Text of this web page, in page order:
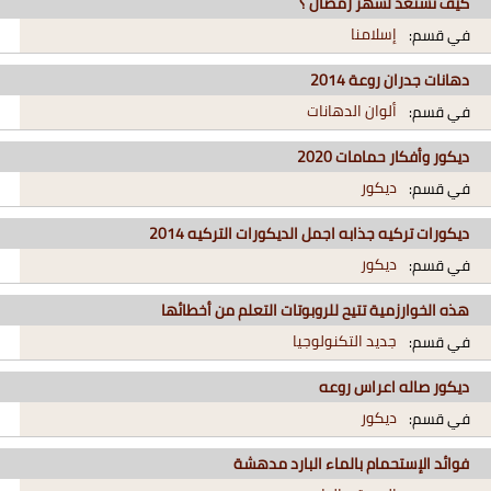
في قسم: إسلامنا
دهانات جدران روعة 2014
في قسم: ألوان الدهانات
ديكور وأفكار حمامات 2020
في قسم: ديكور
ديكورات تركيه جذابه اجمل الديكورات التركيه 2014
في قسم: ديكور
هذه الخوارزمية تتيح للروبوتات التعلم من أخطائها
في قسم: جديد التكنولوجيا
ديكور صاله اعراس روعه
في قسم: ديكور
فوائد الإستحمام بالماء البارد مدهشة